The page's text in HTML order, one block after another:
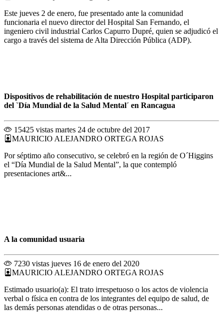
Este jueves 2 de enero, fue presentado ante la comunidad
funcionaria el nuevo director del Hospital San Fernando, el
ingeniero civil industrial Carlos Capurro Dupré, quien se adjudicó el
cargo a través del sistema de Alta Dirección Pública (ADP).
Dispositivos de rehabilitación de nuestro Hospital participaron
del `Día Mundial de la Salud Mental´ en Rancagua
15425 vistas martes 24 de octubre del 2017
MAURICIO ALEJANDRO ORTEGA ROJAS
Por séptimo año consecutivo, se celebró en la región de O´Higgins
el “Día Mundial de la Salud Mental”, la que contempló
presentaciones art&...
A la comunidad usuaria
7230 vistas jueves 16 de enero del 2020
MAURICIO ALEJANDRO ORTEGA ROJAS
Estimado usuario(a): El trato irrespetuoso o los actos de violencia
verbal o física en contra de los integrantes del equipo de salud, de
las demás personas atendidas o de otras personas...